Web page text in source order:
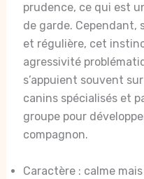
prudence, ce qui est
de garde. Cependant,
et régulière, cet
agressivité
s’appuient souvent
canins spécialisés et
groupe pour
compagnon.
Caractère : calme